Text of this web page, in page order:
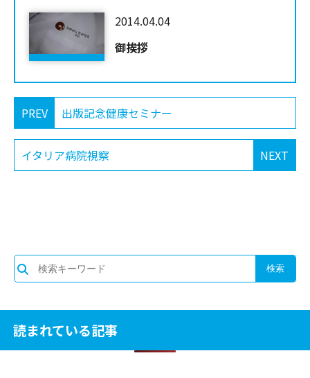
2014.04.04
御挨拶
PREV 出版記念健康セミナー
NEXT
イタリア病院視察
読まれている記事